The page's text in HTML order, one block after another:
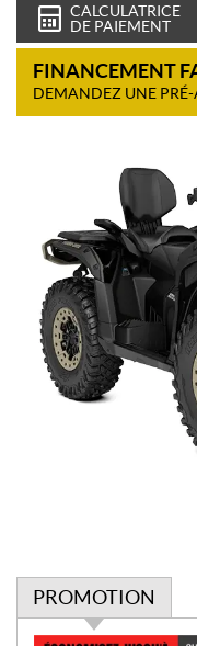
CALCULATRICE
DE PAIEMENT
FINANCEMENT
DEMANDEZ UNE
PROMOTION